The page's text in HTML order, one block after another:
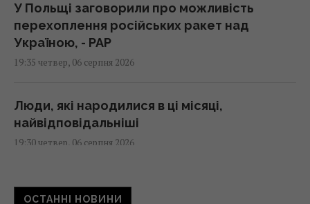
У Польщі заговорили про можливість
перехоплення російських ракет над
Україною, - PAP
19:35 четвер, 06 серпня 2026
Люди, які народилися в ці місяці,
найвідповідальніші
19:30 четвер, 06 серпня 2026
В Україні розподіляти електроенергію
ОСТАННІ НОВИНИ